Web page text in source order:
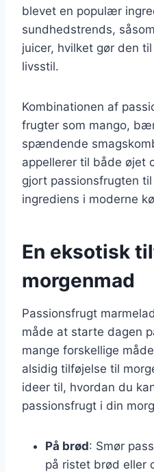
blevet en populær
sundhedstrends,
juicer, hvilket gør den
livsstil.
Kombinationen af
frugter som mango,
spændende
appellerer til både øjet
gjort passionsfrugten
ingrediens i moderne
En eksotisk
morgenmad
Passionsfrugt
måde at starte dagen
mange forskellige
alsidig tilføjelse til
ideer til, hvordan du
passionsfrugt i din
På brød: Smør
på ristet brød eller